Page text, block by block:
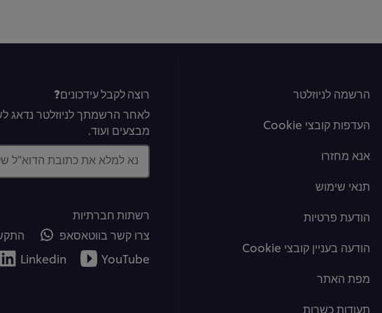
הרשמה לניוזלטר
העדפות קובצי Cookie
אנא מחזרו
תנאי שימוש
הודעת פרטיות
הודעה בעניין קובצי Cookie
מפת האתר
תעודות כשרות
רוצה לקבל עידכונים?
לאחר הרשמתך לניוזלטר נדאג
מבצעים ועוד.
נא למלא את כתובת הדוא"ל
רשתות חברתיות
צרו קשר בווטאסאפ
YouTube
Linkedin